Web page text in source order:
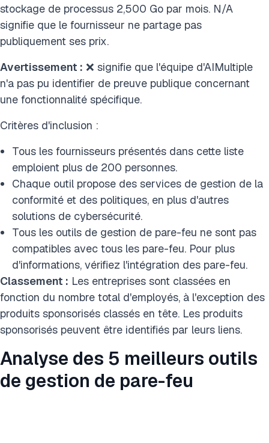
stockage de processus 2,500 Go par mois. N/A
signifie que le fournisseur ne partage pas
publiquement ses prix.
Avertissement : ❌ signifie que l'équipe d'AIMultiple
n'a pas pu identifier de preuve publique concernant
une fonctionnalité spécifique.
Critères d'inclusion :
Tous les fournisseurs présentés dans cette liste
emploient plus de 200 personnes.
Chaque outil propose des services de gestion de la
conformité et des politiques, en plus d'autres
solutions de cybersécurité.
Tous les outils de gestion de pare-feu ne sont pas
compatibles avec tous les pare-feu. Pour plus
d'informations, vérifiez l'intégration des pare-feu.
Classement : Les entreprises sont classées en
fonction du nombre total d'employés, à l'exception des
produits sponsorisés classés en tête. Les produits
sponsorisés peuvent être identifiés par leurs liens.
Analyse des 5 meilleurs outils
de gestion de pare-feu